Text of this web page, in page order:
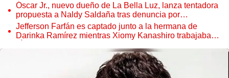
Óscar Jr., nuevo dueño de La Bella Luz, lanza tentadora
propuesta a Naldy Saldaña tras denuncia por
tocamientos
Jefferson Farfán es captado junto a la hermana de
Darinka Ramírez mientras Xiomy Kanashiro trabajaba: